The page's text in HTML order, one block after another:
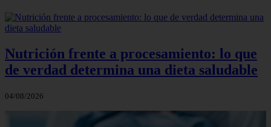
Nutrición frente a procesamiento: lo que
de verdad determina una dieta saludable
04/08/2026